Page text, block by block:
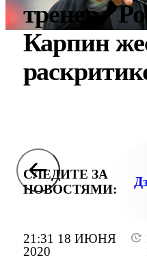
21:31 18 ИЮНЯ
2020
тренер
Карпин
СЛЕДИТЕ ЗА
НОВОСТЯМИ: